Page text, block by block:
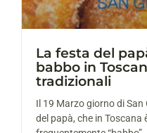
La festa del
babbo in
tradizionali
Il 19 Marzo giorno di
del papà, che in Toscana